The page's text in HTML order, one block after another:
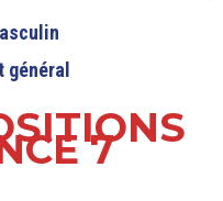
général
7